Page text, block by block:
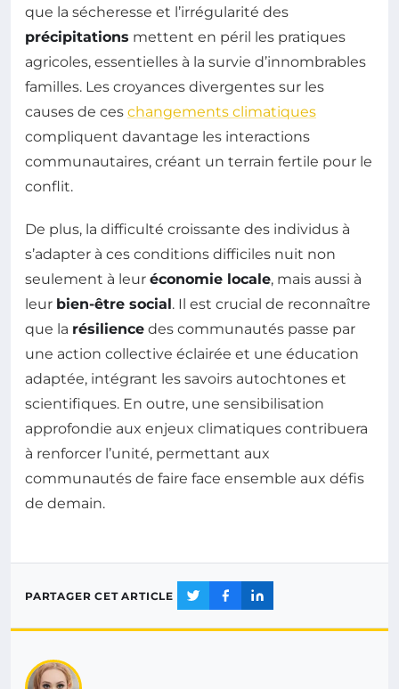
que la sécheresse et l’irrégularité des
précipitations mettent en péril les pratiques
agricoles, essentielles à la survie d’innombrables
familles. Les croyances divergentes sur les
causes de ces changements climatiques
compliquent davantage les interactions
communautaires, créant un terrain fertile pour le
conflit.
De plus, la difficulté croissante des individus à
s’adapter à ces conditions difficiles nuit non
seulement à leur économie locale, mais aussi à
leur bien-être social. Il est crucial de reconnaître
que la résilience des communautés passe par
une action collective éclairée et une éducation
adaptée, intégrant les savoirs autochtones et
scientifiques. En outre, une sensibilisation
approfondie aux enjeux climatiques contribuera
à renforcer l’unité, permettant aux
communautés de faire face ensemble aux défis
de demain.
PARTAGER CET ARTICLE